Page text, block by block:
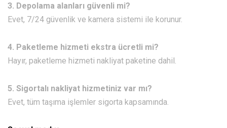
3. Depolama alanları güvenli mi?
Evet, 7/24 güvenlik ve kamera sistemi ile korunur.
4. Paketleme hizmeti ekstra ücretli mi?
Hayır, paketleme hizmeti nakliyat paketine dahil.
5. Sigortalı nakliyat hizmetiniz var mı?
Evet, tüm taşıma işlemler sigorta kapsamında.